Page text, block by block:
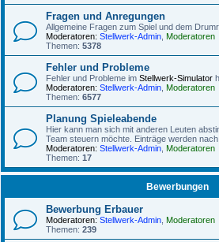
Fragen und Anregungen
Allgemeine Fragen zum Spiel und dem
Moderatoren: Stellwerk-Admin Moderatoren
Themen: 5378
Fehler und Probleme
Fehler und Probleme im Stellwerk-Simulator
Moderatoren: Stellwerk-Admin Moderatoren
Themen: 6577
Planung Spieleabende
Hier kann man sich mit anderen Leuten
Team steuern möchte. Einträge werden
Moderatoren: Stellwerk-Admin Moderatoren
Themen: 17
Bewerbungen
Bewerbung Erbauer
Moderatoren: Stellwerk-Admin Moderatoren
Themen: 239